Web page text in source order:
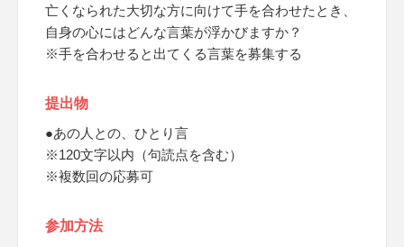
亡くなられた大切な方に向けて手を合わせたとき、
自身の心にはどんな言葉が浮かびますか？
※手を合わせると出てくる言葉を募集する
提出物
●あの人との、ひとり言
※120文字以内（句読点を含む）
※複数回の応募可
参加方法